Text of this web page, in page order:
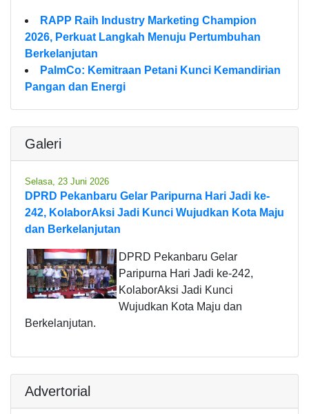
RAPP Raih Industry Marketing Champion
2026, Perkuat Langkah Menuju Pertumbuhan
Berkelanjutan
PalmCo: Kemitraan Petani Kunci Kemandirian
Pangan dan Energi
Galeri
Selasa, 23 Juni 2026
DPRD Pekanbaru Gelar Paripurna Hari Jadi ke-
242, KolaborAksi Jadi Kunci Wujudkan Kota Maju
dan Berkelanjutan
DPRD Pekanbaru Gelar
Paripurna Hari Jadi ke-242,
KolaborAksi Jadi Kunci
Wujudkan Kota Maju dan
Berkelanjutan.
Advertorial